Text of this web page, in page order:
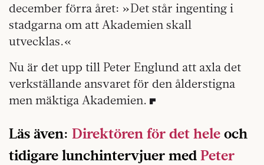
december förra året: »Det står ingenting i
stadgarna om att Akademien skall
utvecklas.«
Nu är det upp till Peter Englund att axla det
verkställande ansvaret för den ålderstigna
men mäktiga Akademien.
Läs även: Direktören för det hele och
tidigare lunchintervjuer med Peter